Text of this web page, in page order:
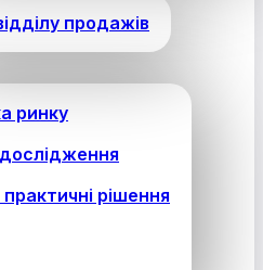
продажів
ринку
дослідження
рішення